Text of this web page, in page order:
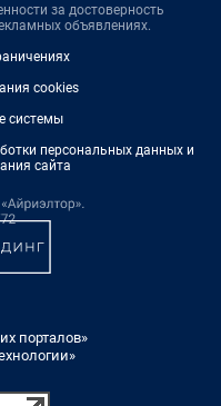
за достоверность
объявлениях.
cookies
системы
персональных данных и
сайта
порталов»